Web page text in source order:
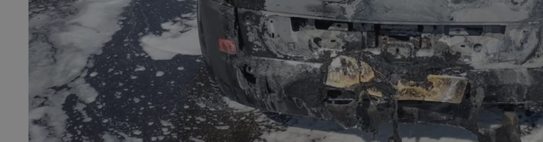
Niezbędne Wydajność Targetowanie Funkcjonalność Niesklasyfikowane
Niezbędne pliki cookie umożliwiają korzystanie z podstawowych funkcji strony internetowej, takich jak
zarządzanie kontem. Bez niezbędnych plików cookie nie można prawidłowo korzystać ze strony internetowej.
Nazwa Provider/Domena
Okres
przechowywania